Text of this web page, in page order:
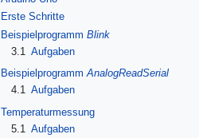
Erste Schritte
Beispielprogramm Blink
3.1 Aufgaben
BeispielprogrammAnalogReadSerial
4.1 Aufgaben
Temperaturmessung
5.1
Aufgaben